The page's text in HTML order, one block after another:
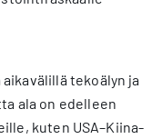
tekoälyn ja
ala on edelleen
kuten USA–Kiina-